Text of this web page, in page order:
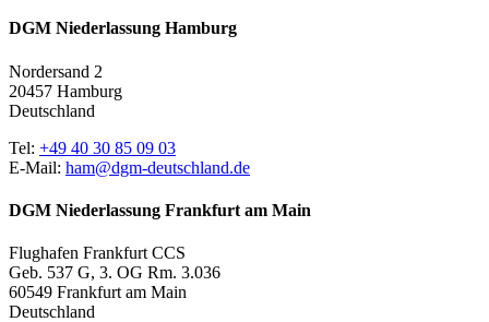
DGM Niederlassung Hamburg
Nordersand 2
20457 Hamburg
Deutschland
Tel: +49 40 30 85 09 03
E-Mail: ham@dgm-deutschland.de
DGM Niederlassung Frankfurt am Main
Flughafen Frankfurt CCS
Geb. 537 G, 3. OG Rm. 3.036
60549 Frankfurt am Main
Deutschland